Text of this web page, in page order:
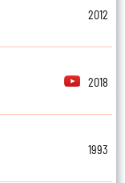
2012
2018
1993